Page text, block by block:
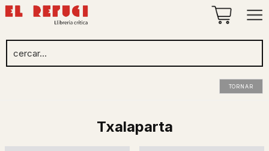
TORNAR
Txalaparta